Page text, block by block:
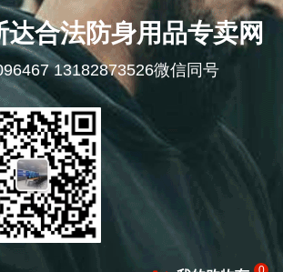
合法防身用品专卖网
13182873526微信同号